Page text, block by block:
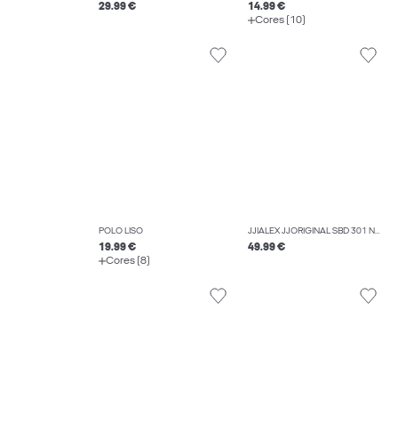
29.99 €
14.99 €
Cores (10)
POLO LISO
19.99 €
Cores (8)
JJIALEX JJORIGINAL SBD 301 NOOS JEANS BAGGY FIT
49.99 €